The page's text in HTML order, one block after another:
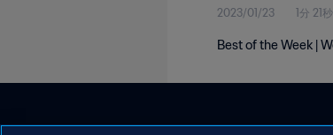
2023/01/23 1分 21秒
Best of the Week |